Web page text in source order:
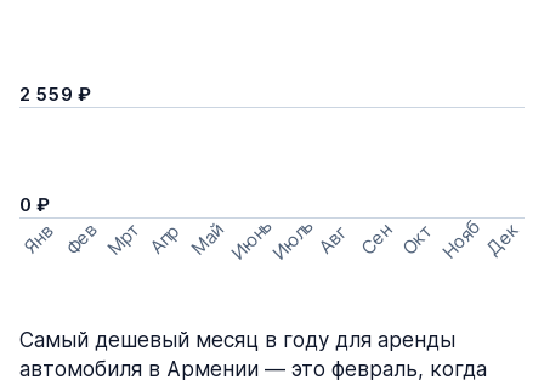
2 559 ₽
0 ₽
Янв Фев Мрт Апр МайИюньИюльАвг Сен Окт НоябДек
Самый дешевый месяц в году для аренды
автомобиля в Армении — это февраль, когда